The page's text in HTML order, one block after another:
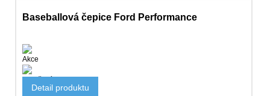
Baseballová čepice Ford Performance
Akce
490 Kč
Detail produktu